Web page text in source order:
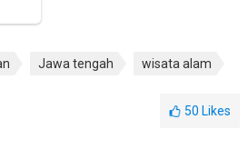
Jawa tengah wisata alam
50 Likes